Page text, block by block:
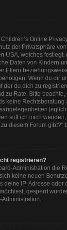
Online
der Privatsphäre
USA, welches festlegt,
Daten von Kindern
Eltern
Wenn du dir
der du dich zu
zu Rate. Bitte
keine
soll ich mich
diesem Forum gibt?“
registrieren?
Administration die
keine neuen
deine IP-Adresse oder
gesperrt